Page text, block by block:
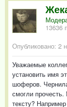
13636
Опубликовано: 2
Уважаемые
установить имя
шоферов.
смогли прочесть.
тексту?